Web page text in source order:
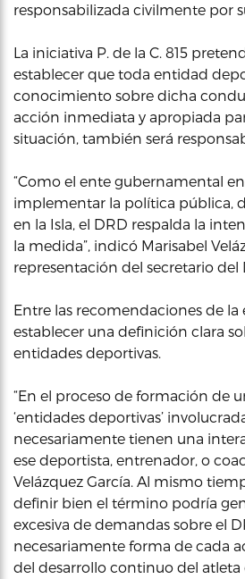
responsabilizada civilmente por
La iniciativa P. de la C. 815
establecer que toda entidad
conocimiento sobre dicha
acción inmediata y apropiada
situación, también será
“Como el ente gubernamental
implementar la política pública,
en la Isla, el DRD respalda la
la medida”, indicó Marisabel
representación del secretario del
Entre las recomendaciones de la
establecer una definición clara
entidades deportivas.
“En el proceso de formación de
‘entidades deportivas’
necesariamente tienen una
ese deportista, entrenador, o
Velázquez García. Al mismo
definir bien el término podría
excesiva de demandas sobre el
necesariamente forma de cada
del desarrollo continuo del atleta